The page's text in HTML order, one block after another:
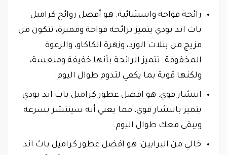
رائحة فواحة واستثنائية: هو أفضل روائح كراميل
باث اند بودي يتميز برائحة فواحة ومميزة، تتكون من
مزيج من بتلات الورد، وزهرة الكاكاو، والرغوة
المخفوقة. تتميز الرائحة بأنها خفيفة ومنعشة،
ولكنها قوية بما يكفي لتدوم طوال اليوم.
انتشار قوي: هو افضل عطور كراميل باث اند بودي
يتميز بانتشار قوي، مما يعني أنه سينتشر بسرعة
ويبقى معك طوال اليوم.
خالي من البرابين: هو افضل عطور كراميل باث اند